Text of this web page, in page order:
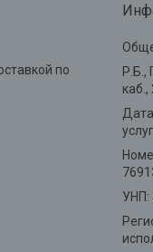
по
Р.Б.,
каб.,
УНП: